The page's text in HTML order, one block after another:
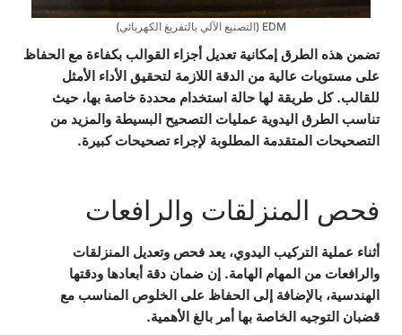
EDM (التصنيع الآلي بالتفريغ الكهربائي)
تضمن هذه الطرق إمكانية تعديل أجزاء القوالب بكفاءة مع الحفاظ
على مستويات عالية من الدقة اللازمة لتحقيق الأداء الأمثل
للقالب. كل طريقة لها حالة استخدام محددة خاصة بها، حيث
تناسب الطرق اليدوية عمليات التصحيح البسيطة والمزيد من
التصحيحات المتقدمة المطلوبة لإجراء تصحيحات كبيرة.
فحص المنزلقات والرافعات
أثناء عملية التركيب اليدوي، يعد فحص وتعديل المنزلقات
والرافعات من المهام الهامة. إن ضمان دقة أبعادها ودقتها
الهندسية، بالإضافة إلى الحفاظ على الخلوص المناسب مع
قضبان التوجيه الخاصة بها أمر بالغ الأهمية.